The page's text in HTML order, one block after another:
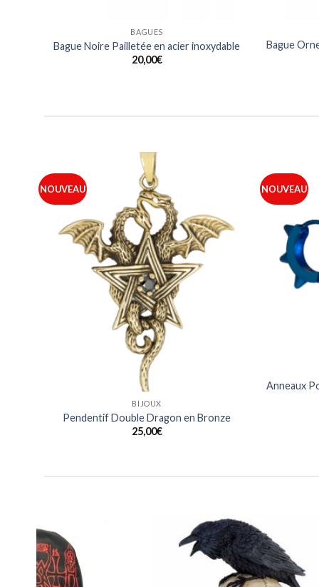
BAGUES
Bague Noire Pailletée en acier inoxydable
20,00€
Bague
NOUVEAU
BIJOUX
Anneaux Noirs Design Lezard en Acier
15,00
NOUVEAU